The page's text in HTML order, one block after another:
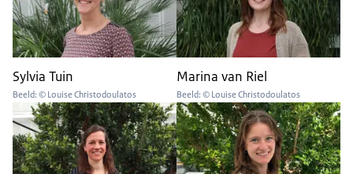
Sylvia Tuin
Beeld: © Louise Christodoulatos
Marina van Riel
Beeld: © Louise Christodoulatos